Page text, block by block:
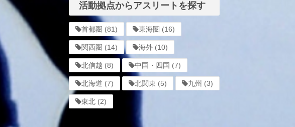
活動拠点からアスリートを探す
首都圏 (81) 東海圏 (16)
関西圏 (14) 海外 (10)
北信越 (8) 中国・四国 (7)
北海道 (7) 北関東 (5) 九州 (3)
東北 (2)